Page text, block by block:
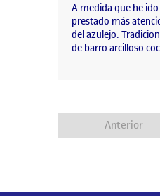
A medida que he
prestado más
del azulejo.
de barro arcilloso
Anterior